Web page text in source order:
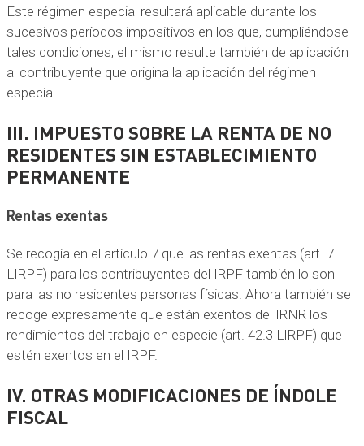
Este régimen especial resultará aplicable durante los
sucesivos períodos impositivos en los que, cumpliéndose
tales condiciones, el mismo resulte también de aplicación
al contribuyente que origina la aplicación del régimen
especial.
III. IMPUESTO SOBRE LA RENTA DE NO
RESIDENTES SIN ESTABLECIMIENTO
PERMANENTE
Rentas exentas
Se recogía en el artículo 7 que las rentas exentas (art. 7
LIRPF) para los contribuyentes del IRPF también lo son
para las no residentes personas físicas. Ahora también se
recoge expresamente que están exentos del IRNR los
rendimientos del trabajo en especie (art. 42.3 LIRPF) que
estén exentos en el IRPF.
IV. OTRAS MODIFICACIONES DE ÍNDOLE
FISCAL